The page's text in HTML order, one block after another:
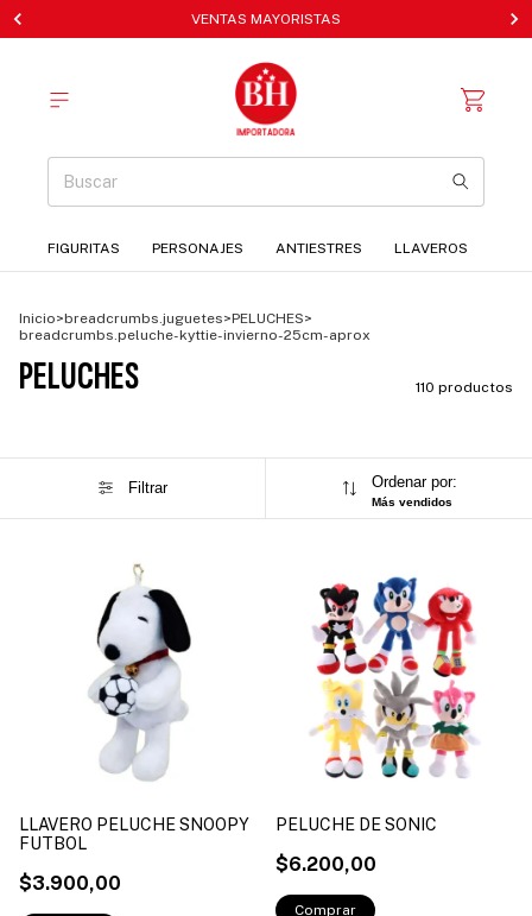
VENTAS MAYORISTAS
FIGURITAS PERSONAJES ANTIESTRES LLAVEROS
Inicio>breadcrumbs.juguetes>PELUCHES>
breadcrumbs.peluche-kyttie-invierno-25cm-aprox
PELUCHES 110 productos
Filtrar Ordenar por:
Más vendidos
LLAVERO PELUCHE SNOOPY
FUTBOL
$3.900,00
PELUCHE DE SONIC
$6.200,00